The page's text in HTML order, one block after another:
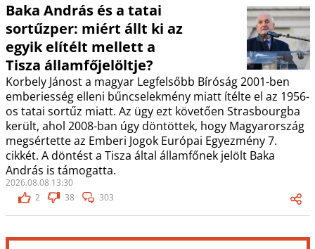
Baka András és a tatai
sortűzper: miért állt ki az
egyik elítélt mellett a
Tisza államfőjelöltje?
Korbely Jánost a magyar Legfelsőbb Bíróság 2001-ben
emberiesség elleni bűncselekmény miatt ítélte el az 1956-
os tatai sortűz miatt. Az ügy ezt követően Strasbourgba
került, ahol 2008-ban úgy döntöttek, hogy Magyarország
megsértette az Emberi Jogok Európai Egyezmény 7.
cikkét. A döntést a Tisza által államfőnek jelölt Baka
András is támogatta.
2026.08.08 13:30
2
38 303